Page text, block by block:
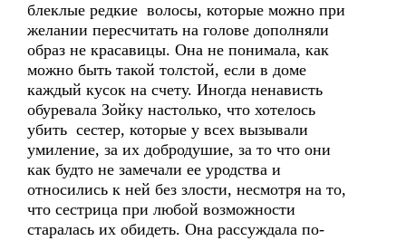
блеклые редкие волосы, которые можно при
желании пересчитать на голове дополняли
образ не красавицы. Она не понимала, как
можно быть такой толстой, если в доме
каждый кусок на счету. Иногда ненависть
обуревала Зойку настолько, что хотелось
убить сестер, которые у всех вызывали
умиление, за их добродушие, за то что они
как будто не замечали ее уродства и
относились к ней без злости, несмотря на то,
что сестрица при любой возможности
старалась их обидеть. Она рассуждала по-